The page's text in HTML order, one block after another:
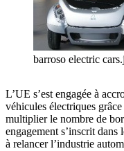
barroso electric
L’UE s’est engagée à
véhicules électriques
multiplier le nombre de
engagement s’inscrit dans
à relancer l’industrie